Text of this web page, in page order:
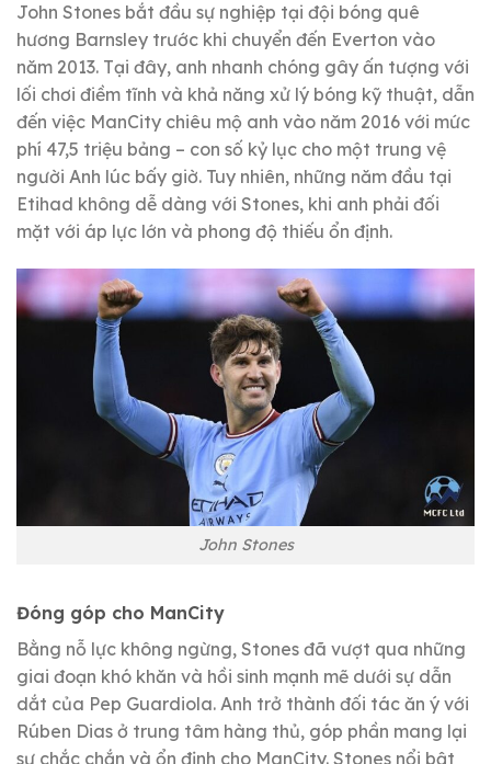
John Stones bắt đầu sự nghiệp tại đội bóng quê
hương Barnsley trước khi chuyển đến Everton vào
năm 2013. Tại đây, anh nhanh chóng gây ấn tượng với
lối chơi điềm tĩnh và khả năng xử lý bóng kỹ thuật, dẫn
đến việc ManCity chiêu mộ anh vào năm 2016 với mức
phí 47,5 triệu bảng – con số kỷ lục cho một trung vệ
người Anh lúc bấy giờ. Tuy nhiên, những năm đầu tại
Etihad không dễ dàng với Stones, khi anh phải đối
mặt với áp lực lớn và phong độ thiếu ổn định.
John Stones
Đóng góp cho ManCity
Bằng nỗ lực không ngừng, Stones đã vượt qua những
giai đoạn khó khăn và hồi sinh mạnh mẽ dưới sự dẫn
dắt của Pep Guardiola. Anh trở thành đối tác ăn ý với
Rúben Dias ở trung tâm hàng thủ, góp phần mang lại
sự chắc chắn và ổn định cho ManCity. Stones nổi bật